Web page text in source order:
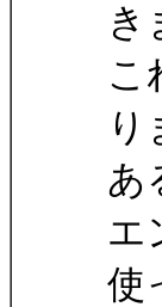
き
こ
り
あ
エ
使